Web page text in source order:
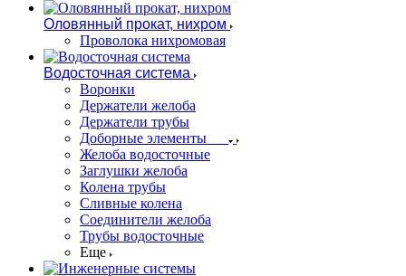
Оловянный прокат, нихром
Проволока нихромовая
Водосточная система
Воронки
Держатели желоба
Держатели трубы
Доборные элементы
Желоба водосточные
Заглушки желоба
Колена трубы
Сливные колена
Соединители желоба
Трубы водосточные
Еще